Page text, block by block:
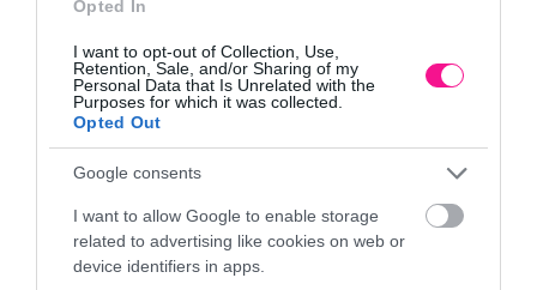
Opted In
I want to opt-out of Collection, Use,
Retention, Sale, and/or Sharing of my
Personal Data that Is Unrelated with the
Purposes for which it was collected.
Opted Out
Google consents
I want to allow Google to enable storage
related to advertising like cookies on web or
device identifiers in apps.
της νύχτας. Οι κοριοί συνήθως δεν φαίνονται εκτός των σημείων που
βρίσκουν καταφύγιο κατά τη διάρκεια της ημέρας ή όταν τα φώτα
είναι αναμμένα.
Βρίσκουν καταφύγιο σε ρωγμές στο πάτωμα ή σε εσοχές σε
έπιπλα. Εφαρμόστε 10 γρ. σκευάσματος / m
ρωγμές και χαραμάδες, κενά και κοιλότητες (χώρισμα μεταξύ τοίχων,
τρύπες κτλ.) όπου τα έντομα συνήθως βρίσκουν καταφύγιο. Η
εφαρμογή του προϊόντος θα γίνεται αποκλειστικά σε επιφάνειες που
κτλ). Το προϊόν είναι αποτελεσματικό για 2 εβδομάδες.
Πεδίο εφαρμογής:
Εσωτερικοί χώροι.
Συχνότητα εφαρμογής:Η εφαρμογή μπορεί να πραγματοποιηθεί έως